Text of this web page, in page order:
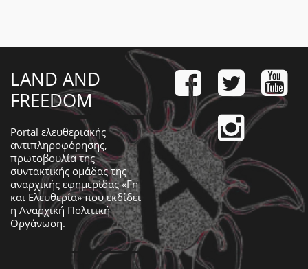
LAND AND
FREEDOM
Portal ελευθεριακής
αντιπληροφόρησης,
πρωτοβουλία της
συντακτικής ομάδας της
αναρχικής εφημερίδας «Γη
και Ελευθερία» που εκδίδει
η Αναρχική Πολιτική
Οργάνωση.